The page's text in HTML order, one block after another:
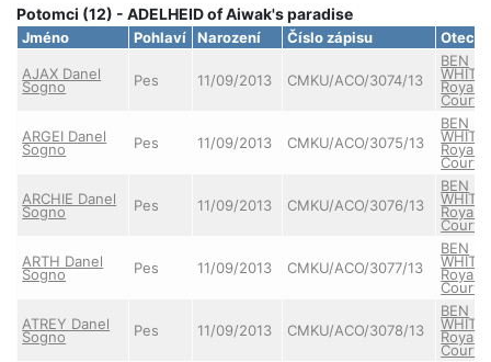
Potomci (12) - ADELHEID of Aiwak's paradise
Jméno Pohlaví Narození Číslo zápisu Otec
AJAX Danel
Sogno Pes 11/09/2013 CMKU/ACO/3074/13
BEN
WHITE
Royal
Court
ARGEI Danel
Sogno Pes 11/09/2013 CMKU/ACO/3075/13
BEN
WHITE
Royal
Court
ARCHIE Danel
Sogno Pes 11/09/2013 CMKU/ACO/3076/13
BEN
WHITE
Royal
Court
ARTH Danel
Sogno Pes 11/09/2013 CMKU/ACO/3077/13
BEN
WHITE
Royal
Court
ATREY Danel
Sogno Pes 11/09/2013 CMKU/ACO/3078/13
BEN
WHITE
Royal
Court